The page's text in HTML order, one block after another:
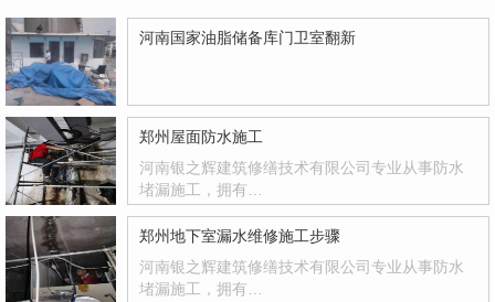
河南国家油脂储备库门卫室翻新
郑州屋面防水施工
河南银之辉建筑修缮技术有限公司专业从事防水
堵漏施工，拥有…
郑州地下室漏水维修施工步骤
河南银之辉建筑修缮技术有限公司专业从事防水
堵漏施工，拥有…